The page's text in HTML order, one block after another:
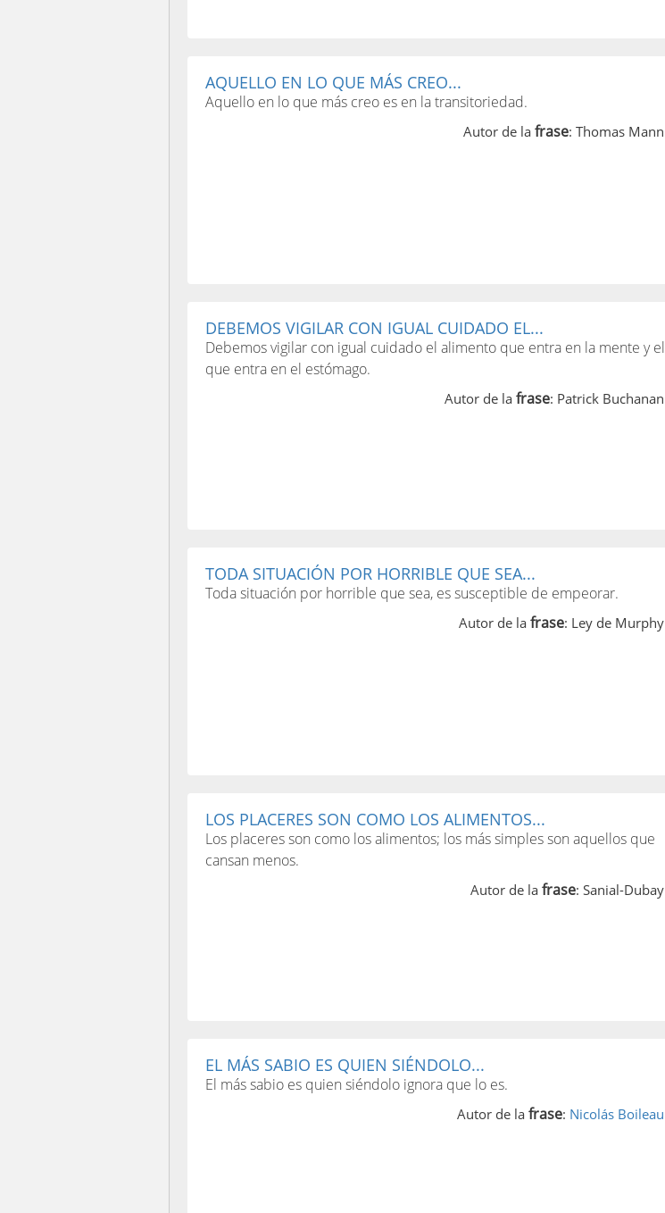
AQUELLO EN LO QUE MÁS CREO...
Aquello en lo que más creo es en la transitoriedad.
Autor de la frase: Thomas Mann
DEBEMOS VIGILAR CON IGUAL CUIDADO EL...
Debemos vigilar con igual cuidado el alimento que entra en la mente y el
que entra en el estómago.
Autor de la frase: Patrick Buchanan
TODA SITUACIÓN POR HORRIBLE QUE SEA...
Toda situación por horrible que sea, es susceptible de empeorar.
Autor de la frase: Ley de Murphy
LOS PLACERES SON COMO LOS ALIMENTOS...
Los placeres son como los alimentos; los más simples son aquellos que
cansan menos.
Autor de la frase: Sanial-Dubay
EL MÁS SABIO ES QUIEN SIÉNDOLO...
El más sabio es quien siéndolo ignora que lo es.
Autor de la frase: Nicolás Boileau